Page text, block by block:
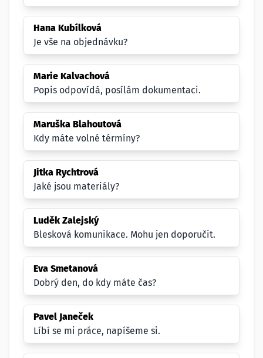
Hana Kubílková
Je vše na objednávku?
Marie Kalvachová
Popis odpovídá, posílám dokumentaci.
Maruška Blahoutová
Kdy máte volné térmíny?
Jitka Rychtrová
Jaké jsou materiály?
Luděk Zalejský
Blesková komunikace. Mohu jen doporučit.
Eva Smetanová
Dobrý den, do kdy máte čas?
Pavel Janeček
Líbí se mi práce, napíšeme si.